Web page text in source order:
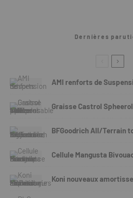
Dernières
AMI renforts de
Graisse Castrol
BFGoodrich All/Terrain
Cellule Mangusta
Koni nouveaux